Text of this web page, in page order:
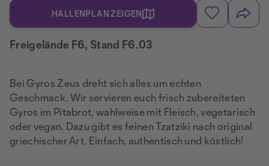
HALLENPLAN ZEIGEN
Freigelände F6, Stand F6.03
Bei Gyros Zeus dreht sich alles um echten
Geschmack. Wir servieren euch frisch zubereiteten
Gyros im Pitabrot, wahlweise mit Fleisch, vegetarisch
oder vegan. Dazu gibt es feinen Tzatziki nach original
griechischer Art. Einfach, authentisch und köstlich!